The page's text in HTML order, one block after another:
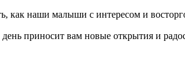
наши малыши с интересом и
приносит вам новые открытия и